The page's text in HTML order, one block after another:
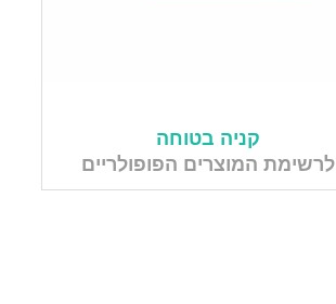
קניה בטוחה
לרשימת המוצרים הפופולריים